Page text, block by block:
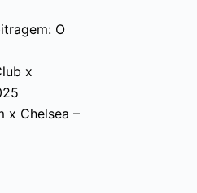
O
x
x Chelsea –